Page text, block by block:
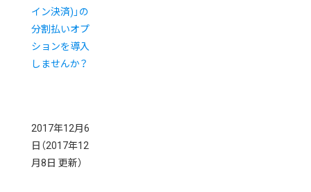
イン決済)」の
分割払いオプ
ションを導入
しませんか？
2017年12月6
日 （2017年12
月8日 更新）